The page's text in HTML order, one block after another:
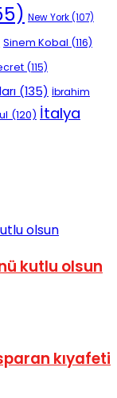
New York(107)
Sinem Kobal (116)
(115)
(135) İbrahim
(120) İtalya
kutlu olsun
kıyafeti